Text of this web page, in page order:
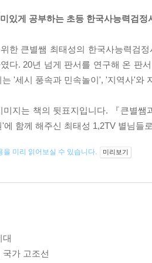
있게 공부하는 초등 한국사능력검정
한 큰별쌤 최태성의 한국사능력검
다. 20년 넘게 판서를 연구해 온 판
는 '세시 풍속과 민속놀이', '지역사'와
지는 책의 뒷표지입니다. 『큰별쌤
'에 함께 해주신 최태성 1,2TV 별님들
을 미리 읽어보실 수 있습니다. 미리보기
대
국가 고조선